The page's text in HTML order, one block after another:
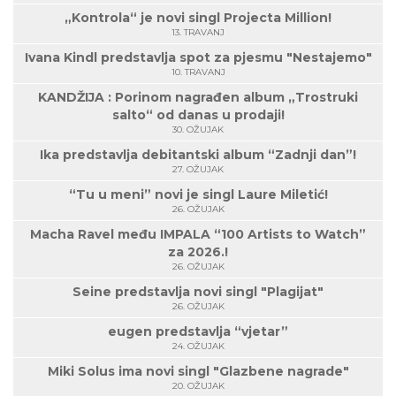
„Kontrola“ je novi singl Projecta Million!
13. TRAVANJ
Ivana Kindl predstavlja spot za pjesmu "Nestajemo"
10. TRAVANJ
KANDŽIJA : Porinom nagrađen album „Trostruki
salto“ od danas u prodaji!
30. OŽUJAK
Ika predstavlja debitantski album “Zadnji dan”!
27. OŽUJAK
“Tu u meni” novi je singl Laure Miletić!
26. OŽUJAK
Macha Ravel među IMPALA “100 Artists to Watch”
za 2026.!
26. OŽUJAK
Seine predstavlja novi singl "Plagijat"
26. OŽUJAK
eugen predstavlja “vjetar”
24. OŽUJAK
Miki Solus ima novi singl "Glazbene nagrade"
20. OŽUJAK